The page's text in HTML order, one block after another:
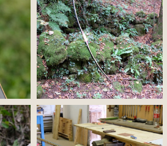
Guarda alcuni degli